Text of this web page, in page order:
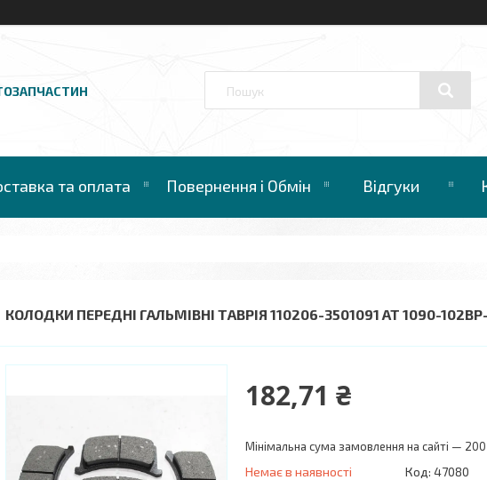
та оплата Повернення і Обмін Відгуки
КОЛОДКИ ПЕРЕДНІ ГАЛЬМІВНІ ТАВРІЯ 110206-3501091 AT 1090-
182,71 ₴
Мінімальна сума замовлення на сайті —
Немає в наявності Код: 47080